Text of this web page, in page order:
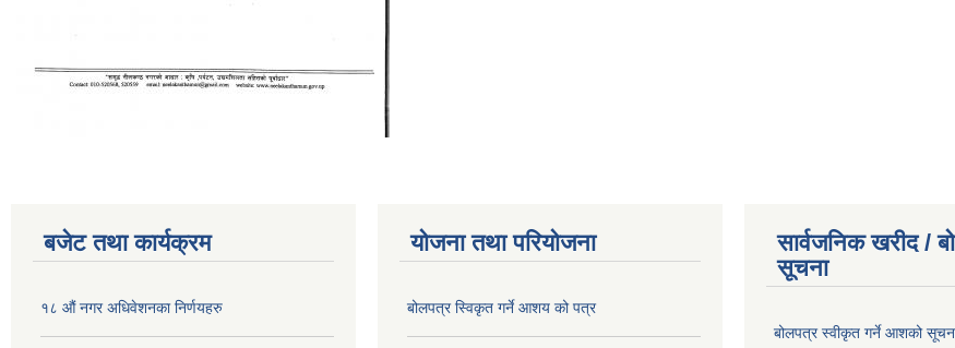
बजेट तथा कार्यक्रम
१८ औं नगर अधिवेशनका निर्णयहरु
योजना तथा परियोजना
बोलपत्र स्विकृत गर्ने आशय को पत्र
सार्वजनिक खरीद /
सूचना
बोलपत्र स्वीकृत गर्ने आशको